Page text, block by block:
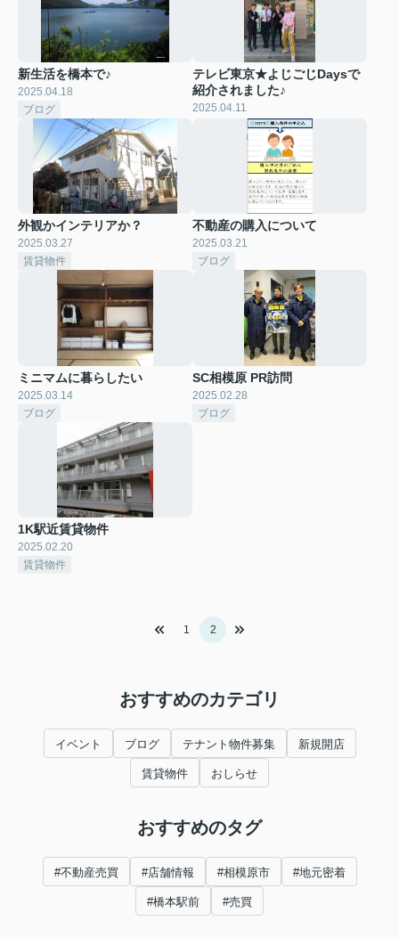
新生活を橋本で♪
2025.04.18
ブログ
テレビ東京★よじごじDaysで
紹介されました♪
2025.04.11
外観かインテリアか？
2025.03.27
賃貸物件
不動産の購入について
2025.03.21
ブログ
ミニマムに暮らしたい
2025.03.14
ブログ
SC相模原 PR訪問
2025.02.28
ブログ
1K駅近賃貸物件
2025.02.20
賃貸物件
1 2
おすすめのカテゴリ
イベント ブログ テナント物件募集 新規開店
賃貸物件 おしらせ
おすすめのタグ
#不動産売買 #店舗情報 #相模原市 #地元密着
#橋本駅前 #売買